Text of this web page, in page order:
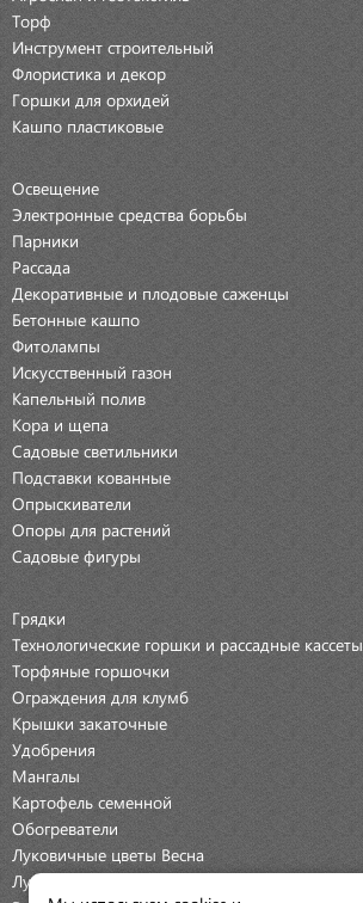
Торф
Инструмент строительный
Флористика и декор
Горшки для орхидей
Кашпо пластиковые
Освещение
Электронные средства борьбы
Парники
Рассада
Декоративные и плодовые саженцы
Бетонные кашпо
Фитолампы
Искусственный газон
Капельный полив
Кора и щепа
Садовые светильники
Подставки кованные
Опрыскиватели
Опоры для растений
Садовые фигуры
Грядки
Технологические горшки и рассадные кассеты
Торфяные горшочки
Ограждения для клумб
Крышки закаточные
Удобрения
Мангалы
Картофель семенной
Обогреватели
Луковичные цветы Весна
Луковичные цветы Осень